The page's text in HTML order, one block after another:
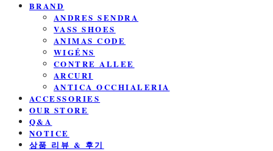
BRAND
ANDRES SENDRA
VASS SHOES
ANIMAS CODE
WIGÉNS
CONTRE ALLEE
ARCURI
ANTICA OCCHIALERIA
ACCESSORIES
OUR STORE
Q&A
NOTICE
상품 리뷰 & 후기